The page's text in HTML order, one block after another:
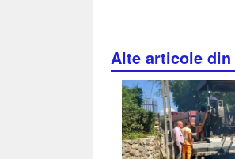
Alte articole din